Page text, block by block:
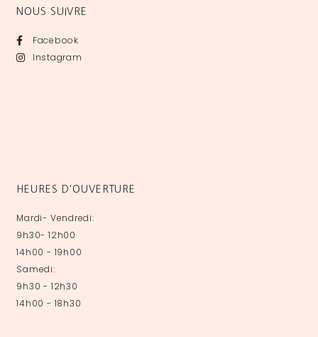
NOUS SUIVRE
Facebook
Instagram
HEURES D'OUVERTURE
Mardi- Vendredi:
9h30- 12h00
14h00 - 19h00
Samedi:
9h30 - 12h30
14h00 - 18h30